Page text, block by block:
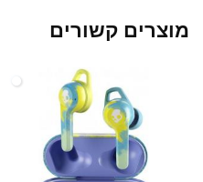
מוצרים קשורים